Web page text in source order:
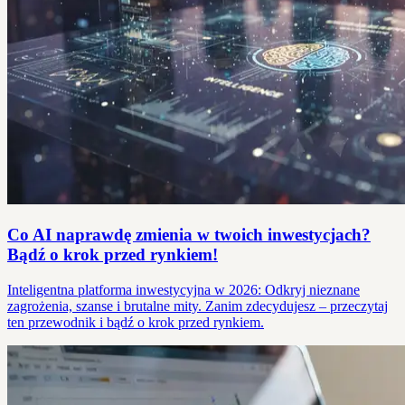
Co AI naprawdę zmienia w twoich inwestycjach?
Bądź o krok przed rynkiem!
Inteligentna platforma inwestycyjna w 2026: Odkryj nieznane
zagrożenia, szanse i brutalne mity. Zanim zdecydujesz – przeczytaj
ten przewodnik i bądź o krok przed rynkiem.